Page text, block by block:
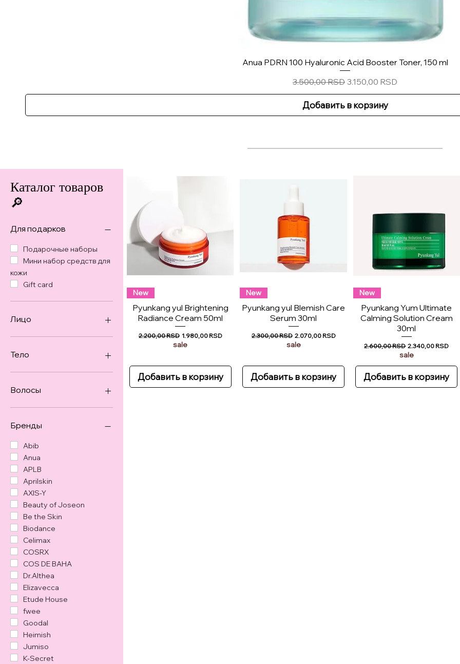
Anua PDRN 100 Hyaluronic Acid Booster Toner, 150 ml
Обычная цена
3.500,00 RSD Цена со скидкой
3.150,00 RSD
Добавить в корзину
Каталог товаров
🔎
Для подарков
Подарочные наборы
Мини набор средств для
кожи
Gift card
Лицо
Гель для кожи лица и тела
Гидрофильное масло
Макияж
Маска гидрогель
Маска салфетка
Мини набор средств для
Eye Patches
Пенка/гель для
умывания
Подарочные наборы
Скраб и пилинг
Sunscreen
Средства для глаз
Средства для губ
Сыворотка
Тонер / мист
Эмульсия
Тело
Гель для кожи лица и тела
Крем для рук
Волосы
Средства для волос
Бренды
Abib
Anua
APLB
Aprilskin
AXIS-Y
Beauty of Joseon
Be the Skin
Biodance
Celimax
COSRX
COS DE BAHA
Dr.Althea
Elizavecca
Etude House
fwee
Goodal
Heimish
Jumiso
K-Secret
New
Pyunkang yul Brightening
Radiance Cream 50ml
Обычная цена
2.200,00 RSD Цена со скидкой
1.980,00 RSD
sale
Добавить в корзину
New
Pyunkang yul Blemish Care
Serum 30ml
Обычная цена
2.300,00 RSD Цена со скидкой
2.070,00 RSD
sale
Добавить в корзину
New
Pyunkang Yum Ultimate
Calming Solution Cream
30ml
Обычная цена
2.600,00 RSD Цена со скидкой
2.340,00 RSD
sale
Добавить в корзину